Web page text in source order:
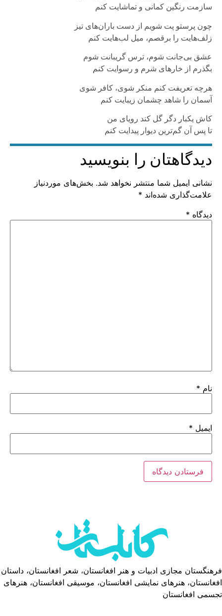
سازمت رنگین کمانی و تماشایت کنم
چون پرستو پت شویم از دست باران‌های تیز
زلف‌هایت را برقصم، میل لب‌هایت کنم
عشق بی‌جانت شوم، ترس گریبانت شوم
بگذرم از خارهای شرم و رسوایت کنم
هرچه تعریفت کنم منکر شوی، کافر شوی
آسمان را شاهد چشمان زیبایت کنم
کاش یکبار دگر گل کند رویای من
تا پس آن گم‌ترین دیوار پیدایت کنم
دیدگاهتان را بنویسید
نشانی ایمیل شما منتشر نخواهد شد. بخش‌های موردنیاز
علامت‌گذاری شده‌اند *
دیدگاه *
نام *
ایمیل *
فرهنگستان مجازی ادبیات و هنر افغانستان، شعر افغانستان، داستان
افغانستان، هنرهای نمایشی افغانستان، موسیقی افغانستان، هنرهای
تجسمی افغانستان